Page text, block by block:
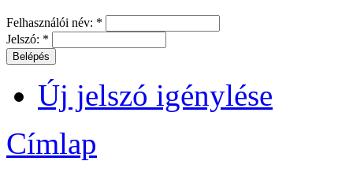
Felhasználói név: *
Jelszó: *
Új jelszó igénylése
Címlap